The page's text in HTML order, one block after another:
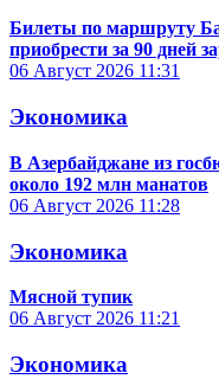
Билеты по маршруту
приобрести за 90 дней
06 Август 2026 11:31
Экономика
В Азербайджане из
около 192 млн манатов
06 Август 2026 11:28
Экономика
Мясной тупик
06 Август 2026 11:21
Экономика